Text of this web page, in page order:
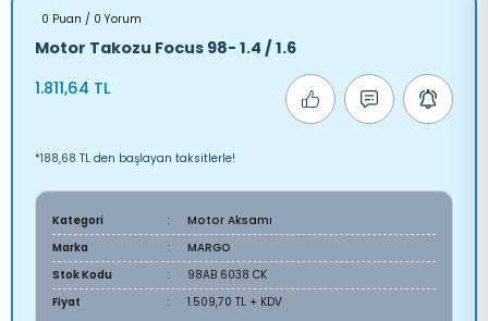
0 Puan / 0 Yorum
Motor Takozu Focus 98- 1.4 / 1.6
1.811,64 TL
*188,68 TL den başlayan taksitlerle!
Kategori
Motor Aksamı
Marka
MARGO
Stok Kodu
98AB 6038 CK
Fiyat
1.509,70 TL + KDV